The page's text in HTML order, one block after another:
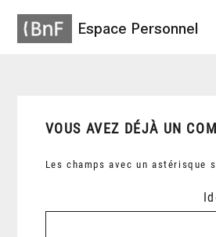
Espace Personnel
VOUS AVEZ DÉJÀ UN
Les champs avec un astérisque